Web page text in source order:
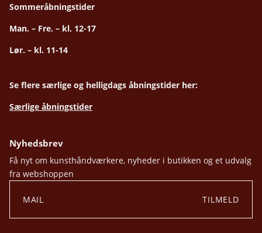
Sommeråbningstider
Man. – Fre. – kl. 12-17
Lør. – kl. 11-14
Se flere særlige og helligdags åbningstider her:
Særlige åbningstider
Nyhedsbrev
Få nyt om kunsthåndværkere, nyheder i butikken og et udvalg
fra webshoppen
TILMELD